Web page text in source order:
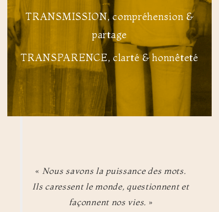
TRANSMISSION, compréhension &
partage
TRANSPARENCE, clarté & honnêteté
« Nous savons la puissance des mots.
Ils caressent le monde, questionnent et
façonnent nos vies. »